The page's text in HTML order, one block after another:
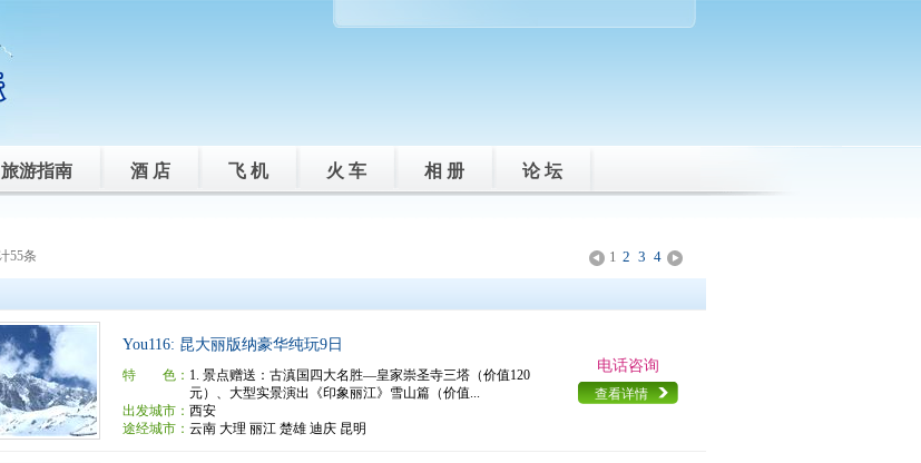
旅游指南 酒 店 飞 机 火 车 相 册 论 坛
< 1 2 3 4 >
55条
You116: 昆大丽版纳豪华纯玩9日
特 色： 1. 景点赠送：古滇国四大名胜—皇家崇圣寺三塔（价值120
元）、大型实景演出《印象丽江》雪山篇（价值...
出发城市： 西安
途经城市： 云南 大理 丽江 楚雄 迪庆 昆明
电话咨询
查看详情